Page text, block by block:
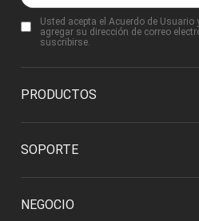
Usted acepta el Acuerdo de Usuario
agregar su dirección de correo
suscribirse.
PRODUCTOS
SOPORTE
NEGOCIO